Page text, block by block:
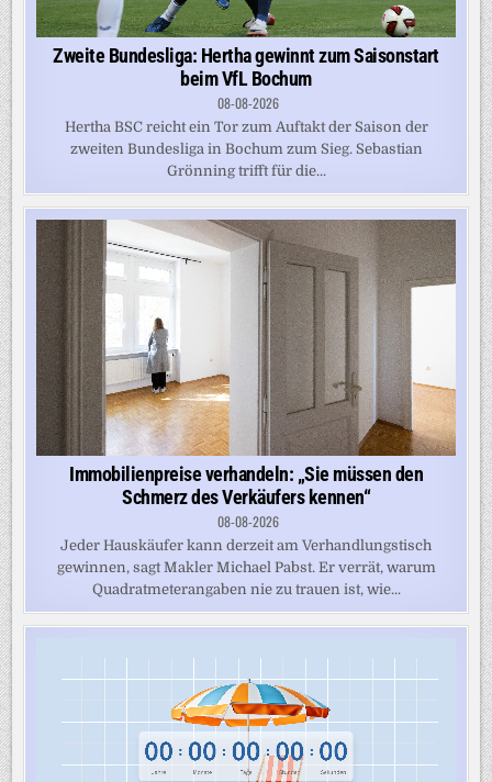
Zweite Bundesliga: Hertha gewinnt zum Saisonstart
beim VfL Bochum
08-08-2026
Hertha BSC reicht ein Tor zum Auftakt der Saison der
zweiten Bundesliga in Bochum zum Sieg. Sebastian
Grönning trifft für die...
Immobilienpreise verhandeln: „Sie müssen den
Schmerz des Verkäufers kennen“
08-08-2026
Jeder Hauskäufer kann derzeit am Verhandlungstisch
gewinnen, sagt Makler Michael Pabst. Er verrät, warum
Quadratmeterangaben nie zu trauen ist, wie...